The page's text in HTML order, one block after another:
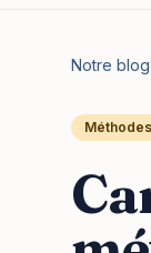
Notre blog